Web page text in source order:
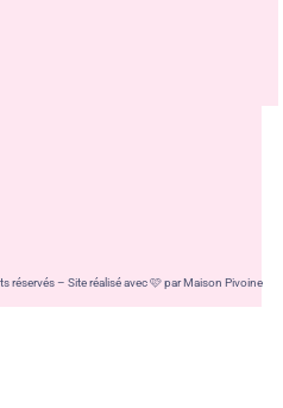
– Site réalisé avec 🩷 par Maison Pivoine